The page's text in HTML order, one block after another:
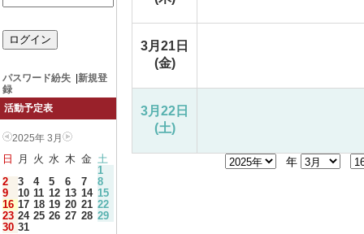
パスワード紛失
新規登
録
活動予定表
2025年 3月
日 月 火 水 木 金 土
1
2
3 4 5 6 7
8
9
10 11 12 13 14 15
16 17 18 19 20 21 22
23 24 25 26 27 28 29
30 31
3月21日
(金)
3月22日
(土)
年